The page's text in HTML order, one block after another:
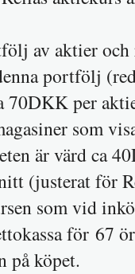
av aktier och
portfölj
70DKK per
som
är värd ca
(justerat för
som vid
för 67
på köpet.